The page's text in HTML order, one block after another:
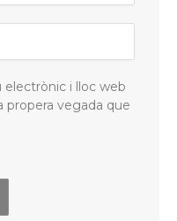
electrònic i lloc web
propera vegada que